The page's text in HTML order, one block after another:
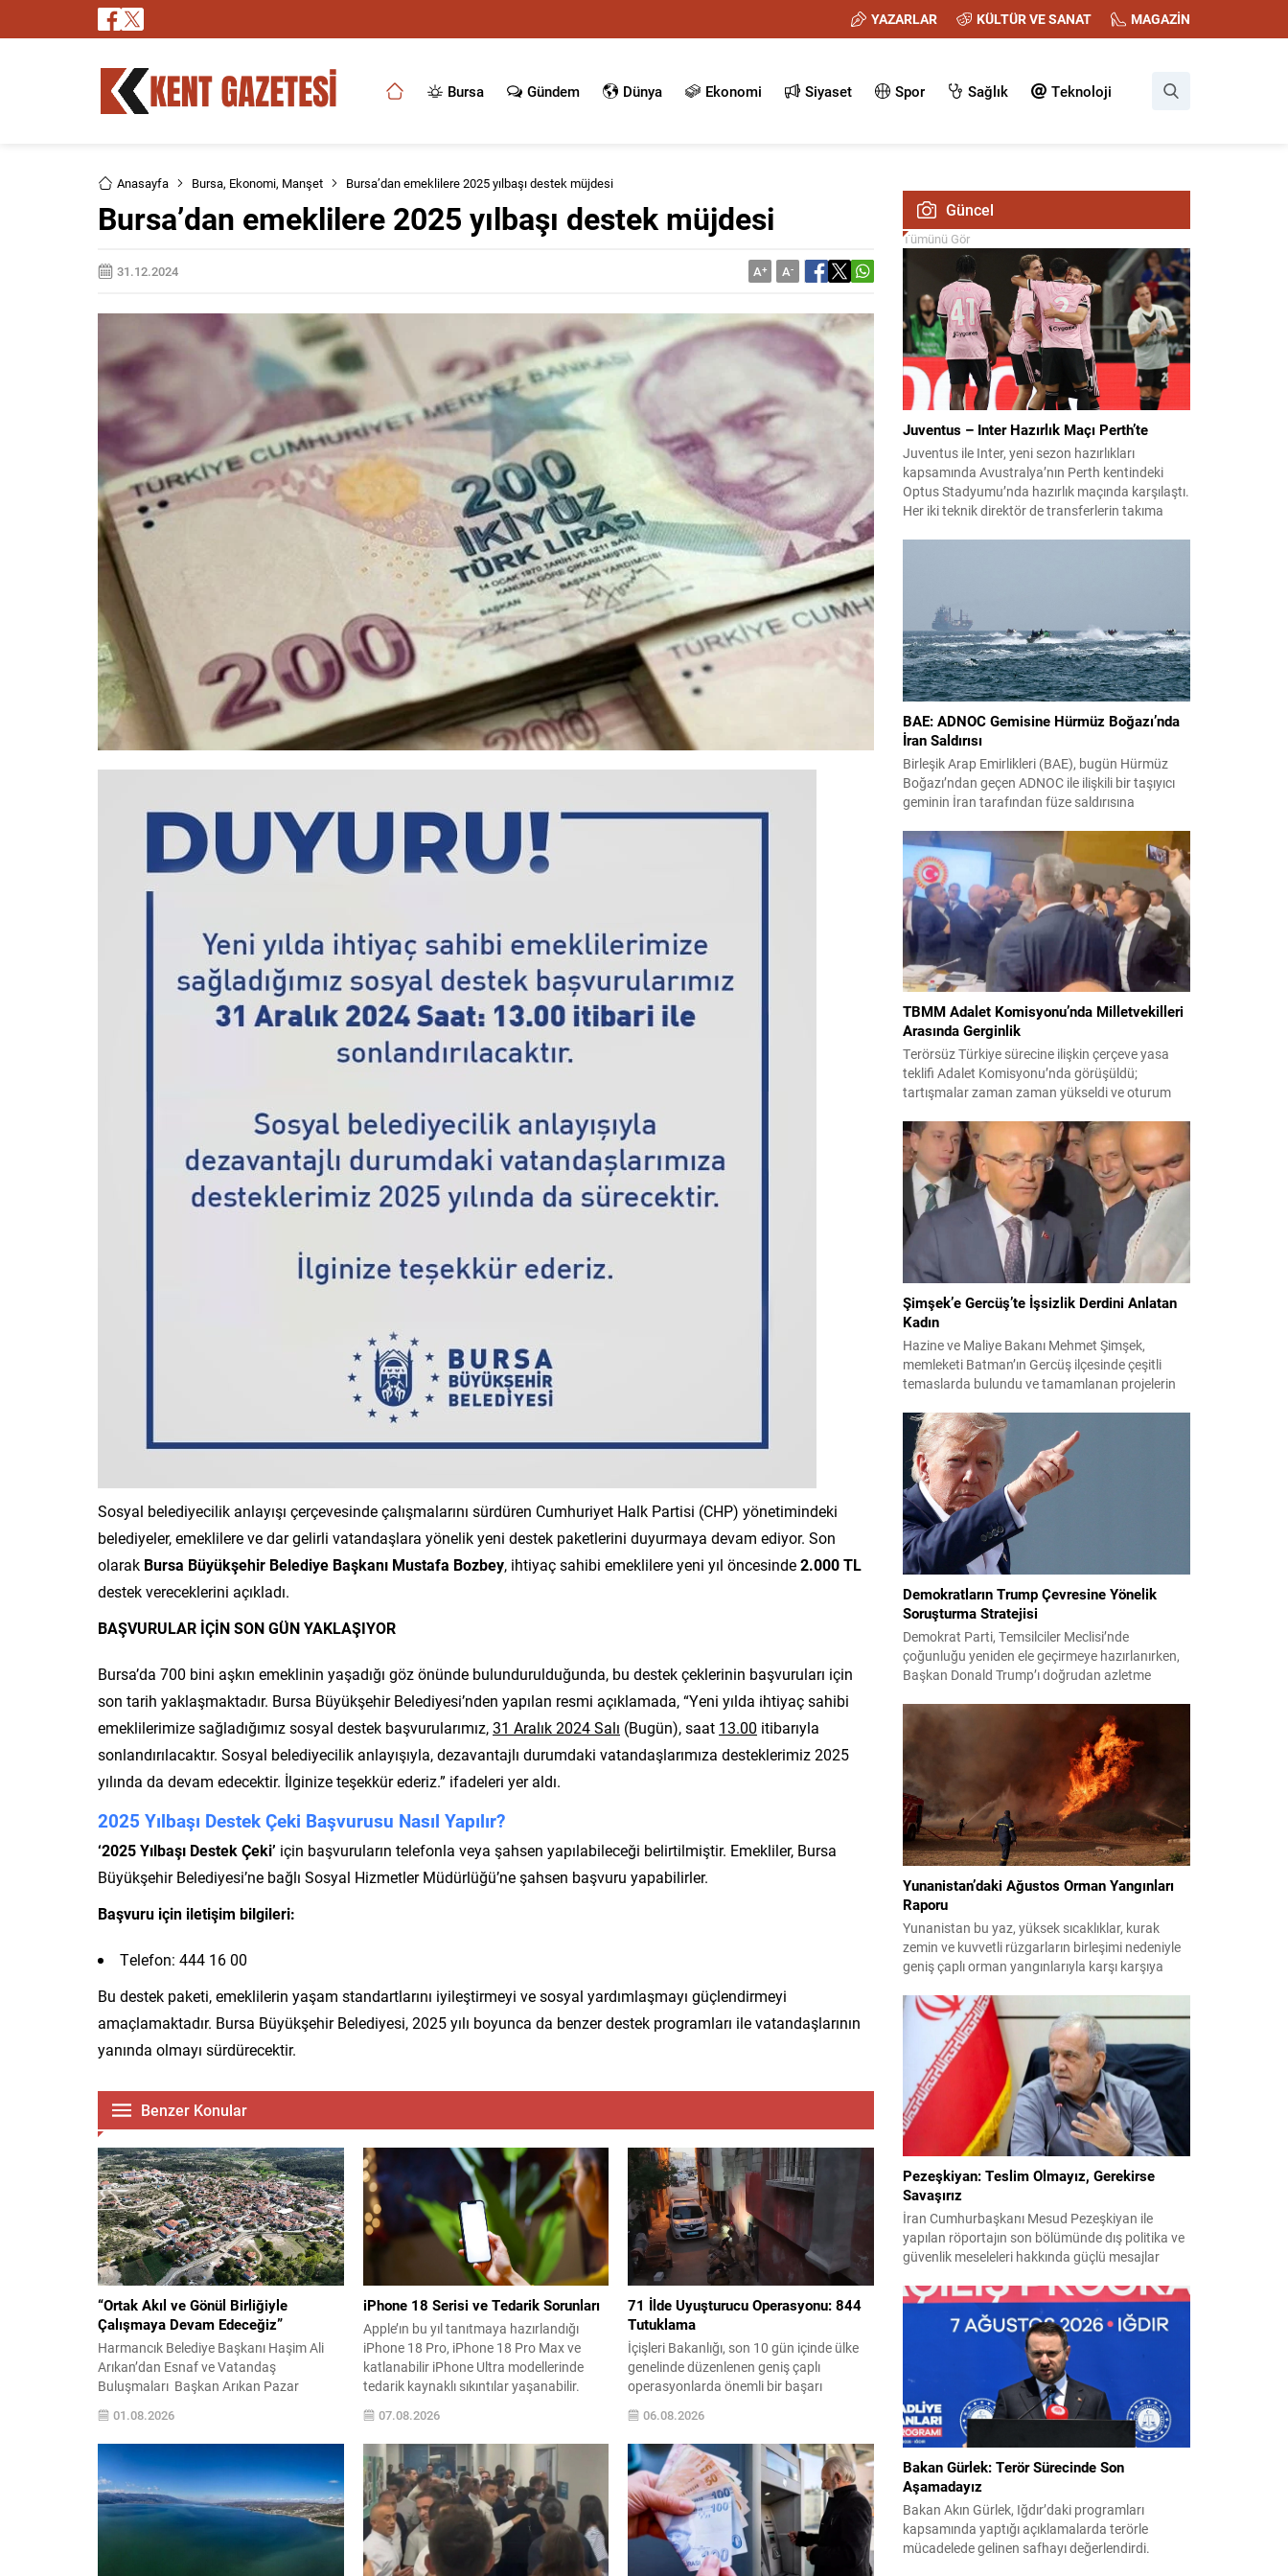
YAZARLAR KÜLTÜR VE SANAT MAGAZİN
Bursa Gündem Dünya Ekonomi Siyaset Spor Sağlık Teknoloji
Anasayfa Bursa, Ekonomi, Manşet Bursa’dan emeklilere 2025 yılbaşı destek müjdesi
Bursa’dan emeklilere 2025 yılbaşı destek müjdesi
31.12.2024 A+ A-
Sosyal belediyecilik anlayışı çerçevesinde çalışmalarını sürdüren Cumhuriyet Halk Partisi (CHP) yönetimindeki
belediyeler, emeklilere ve dar gelirli vatandaşlara yönelik yeni destek paketlerini duyurmaya devam ediyor. Son
olarak Bursa Büyükşehir Belediye Başkanı Mustafa Bozbey, ihtiyaç sahibi emeklilere yeni yıl öncesinde2.000 TL
destek vereceklerini açıkladı.
BAŞVURULAR İÇİN SON GÜN YAKLAŞIYOR
Bursa’da 700 bini aşkın emeklinin yaşadığı göz önünde bulundurulduğunda, bu destek çeklerinin başvuruları için
son tarih yaklaşmaktadır. Bursa Büyükşehir Belediyesi’nden yapılan resmi açıklamada, “Yeni yılda ihtiyaç sahibi
emeklilerimize sağladığımız sosyal destek başvurularımız,31 Aralık 2024 Salı (Bugün), saat 13.00 itibarıyla
sonlandırılacaktır. Sosyal belediyecilik anlayışıyla, dezavantajlı durumdaki vatandaşlarımıza desteklerimiz 2025
yılında da devam edecektir. İlginize teşekkür ederiz.” ifadeleri yer aldı.
2025 Yılbaşı Destek Çeki Başvurusu Nasıl Yapılır?
‘2025 Yılbaşı Destek Çeki’ için başvuruların telefonla veya şahsen yapılabileceği belirtilmiştir. Emekliler, Bursa
Büyükşehir Belediyesi’ne bağlı Sosyal Hizmetler Müdürlüğü’ne şahsen başvuru yapabilirler.
Başvuru için iletişim bilgileri:
Telefon: 444 16 00
Bu destek paketi, emeklilerin yaşam standartlarını iyileştirmeyi ve sosyal yardımlaşmayı güçlendirmeyi
amaçlamaktadır. Bursa Büyükşehir Belediyesi, 2025 yılı boyunca da benzer destek programları ile vatandaşlarının
yanında olmayı sürdürecektir.
Benzer Konular
“Ortak Akıl ve Gönül Birliğiyle
Çalışmaya Devam Edeceğiz”
Harmancık Belediye Başkanı Haşim Ali
Arıkan’dan Esnaf ve Vatandaş
Buluşmaları Başkan Arıkan Pazar
Yerinde Esnafı Ziyaret Etti, Talepleri
Dinledi BURSA – HARMANCIK Harmancık
Belediye Başkanı Haşim Ali Arıkan, ilçe
genelinde gerçekleştirdiği saha ziyaretleri
kapsamında pazar yerinde esnaf ve
vatandaşlarla bir araya geldi. İlçenin
ekonomik ve sosyal yaşamında önemli bir
yere...
01.08.2026
iPhone 18 Serisi ve Tedarik Sorunları
Apple’ın bu yıl tanıtmaya hazırlandığı
iPhone 18 Pro, iPhone 18 Pro Max ve
katlanabilir iPhone Ultra modellerinde
tedarik kaynaklı sıkıntılar yaşanabilir.
DRAM kıtlığı ve paketleme süreçlerindeki
kısıtlar, ilk parti stokların hızla
tükenmesine ve ön sipariş döneminde
uzun teslimat sürelerine yol açabilir. Yarı
iletken analisti Tim Culpan’a göre, Apple
yeni A20...
07.08.2026
71 İlde Uyuşturucu Operasyonu: 844
Tutuklama
İçişleri Bakanlığı, son 10 gün içinde ülke
genelinde düzenlenen geniş çaplı
operasyonlarda önemli bir başarı
kaydedildiğini açıkladı. Operasyonlarda
çok sayıda uyuşturucu madde ele
geçirilirken, yüzlerce şüpheli gözaltına
alındı. Emniyet Genel Müdürlüğü Narkotik
Suçlarla Mücadele Başkanlığı ile
Cumhuriyet Başsavcılıkları
koordinasyonunda yürütülen
çalışmalarda, 71 ilde uyuşturucu ticareti
yapanlara yönelik eş zamanlı
06.08.2026
Güncel
Tümünü Gör
Juventus – Inter Hazırlık Maçı Perth’te
Juventus ile Inter, yeni sezon hazırlıkları
kapsamında Avustralya’nın Perth kentindeki
Optus Stadyumu’nda hazırlık maçında karşılaştı.
Her iki teknik direktör de transferlerin takıma
Yıldız ilk 11’de görev alırken,...
BAE: ADNOC Gemisine Hürmüz Boğazı’nda
İran Saldırısı
Birleşik Arap Emirlikleri (BAE), bugün Hürmüz
Boğazı’ndan geçen ADNOC ile ilişkili bir taşıyıcı
geminin İran tarafından füze saldırısına
alındığını bildirirken saldırıyı kınadı ve Tahran’ı
korsanlıkla suçladı. WAM ajansının aktardığı ilk
açıklamada, ADNOC’a ait bir geminin sabah
saatlerinde hedef alındığı belirtildi; ilerleyen
dakikalarda ise BAE...
TBMM Adalet Komisyonu’nda Milletvekilleri
Arasında Gerginlik
Terörsüz Türkiye sürecine ilişkin çerçeve yasa
teklifi Adalet Komisyonu’nda görüşüldü;
tartışmalar zaman zaman yükseldi ve oturum
çalışmalarında kimi milletvekilleri arasında sözlü
gerilim yaşandı, daha sonra fiziksel arbede çıktı.
Görüşme sırasında İyi Parti ile MHP milletvekilleri
arasında söz düellosu başladı; taraflar birbirlerini
sert ifadelerle eleştirdi. Tartışma...
Şimşek’e Gercüş’te İşsizlik Derdini Anlatan
Kadın
Hazine ve Maliye Bakanı Mehmet Şimşek,
memleketi Batman’ın Gercüş ilçesinde çeşitli
temaslarda bulundu ve tamamlanan projelerin
sakinleriyle sohbet ettiği esnada bir yaşlı kadının
çocuklarının işsizliğine dair yakınmasını dinledi.
Kadının dertlerini Kürtçe olarak doğrudan Bakan
Şimşek’e aktarması, orada bulunanların ilgisini
çekti. Şimşek ise samimi bir...
Demokratların Trump Çevresine Yönelik
Soruşturma Stratejisi
Demokrat Parti, Temsilciler Meclisi’nde
çoğunluğu yeniden ele geçirmeye hazırlanırken,
Başkan Donald Trump’ı doğrudan azletme
hedef alan kapsamlı soruşturmalar yürütmeyi
planlıyor. Parti yöneticileri ve komisyon
danışmanları, şirketler, yükleniciler ve finans
kuruluşları üzerinden belge ve tanıklık toplama
yöntemlerini değerlendiriyor. Demokratlar, Beyaz
Saray’la doğrudan çatışmaya...
Yunanistan’daki Ağustos Orman Yangınları
Raporu
Yunanistan bu yaz, yüksek sıcaklıklar, kurak
zemin ve kuvvetli rüzgarların birleşimi nedeniyle
geniş çaplı orman yangınlarıyla karşı karşıya
yerleşim birimleri tahliye edildi ve geniş orman
alanları yok oldu. 31 Temmuz’da Attiki’nin batısı
ile Voiotia’da başlayan yangınlar yoğun
müdahale sonucu birkaç gün süren çabalarla...
Pezeşkiyan: Teslim Olmayız, Gerekirse
Savaşırız
İran Cumhurbaşkanı Mesud Pezeşkiyan ile
yapılan röportajın son bölümünde dış politika ve
güvenlik meseleleri hakkında güçlü mesajlar
hem de savunmaya hazır olduklarını vurguladı ve
uygulamaya konulamayan 14 Haziran
mutabakat zaptına ilişkin görüşlerini paylaştı.
“Mutabakat zaptını savunacağız; geri adım
atmayız” Pezeşkiyan, varılan anlaşmanın
savunulacağını belirterek,...
Bakan Gürlek: Terör Sürecinde Son
Aşamadayız
Bakan Akın Gürlek, Iğdır’daki programları
kapsamında yaptığı açıklamalarda terörle
mücadelede gelinen safhayı değerlendirdi.